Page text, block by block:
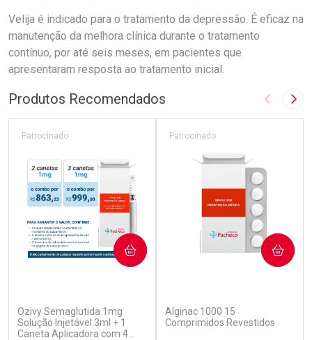
Velija é indicado para o tratamento da depressão. É eficaz na
manutenção da melhora clínica durante o tratamento
contínuo, por até seis meses, em pacientes que
apresentaram resposta ao tratamento inicial.
Produtos Recomendados Imagem
Ozivy Semaglutida 1mg
Solução Injetável 3ml + 1
Caneta Aplicadora com 4
Patrocinado
COMPRAR
Alginac 1000 15
Comprimidos Revestidos
Patrocinado
COMPRAR